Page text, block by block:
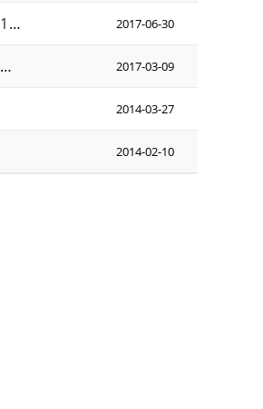
山东省人民政府关于印发山东省“十三五”节能减排综合工作方案的通知（鲁政发〔2017〕15号） 2017-06-30
山东省人民政府关于印发山东省“十三五”战略性新兴产业发展规划的通知（鲁政发〔2017〕7号） 2017-03-09
2014-03-27
2014-02-10